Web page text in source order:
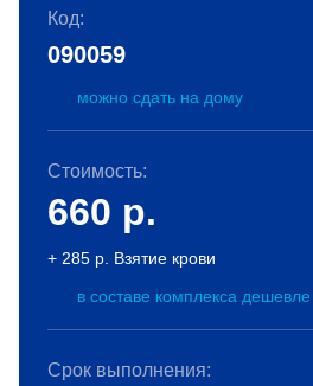
Код:
090059
можно сдать на дому
Стоимость:
660 р.
+ 285 р. Взятие крови
в составе комплекса дешевле
Срок выполнения: